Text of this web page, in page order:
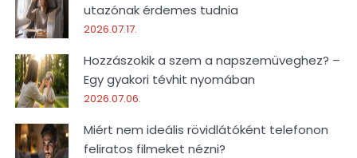
utazónak érdemes tudnia
2026.07.17.
Hozzászokik a szem a napszemüveghez? –
Egy gyakori tévhit nyomában
2026.07.06.
Miért nem ideális rövidlátóként telefonon
feliratos filmeket nézni?